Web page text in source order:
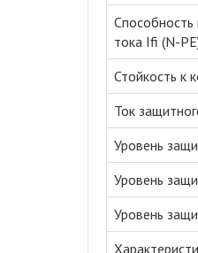
тока Ifi (N-
Стойкость к
Ток
Уровень
Уровень
Уровень